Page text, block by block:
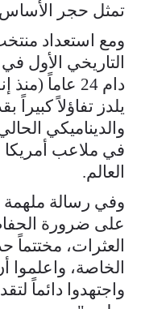
تمثل حجر الأساس
ومع استعداد
يلدز تفاؤلاً كبيراً
والديناميكي
في ملاعب أمريكا
العالم.
وفي رسالة ملهمة
على ضرورة
العثرات، مختتماً
الخاصة، واعلموا
واجتهدوا دائماً